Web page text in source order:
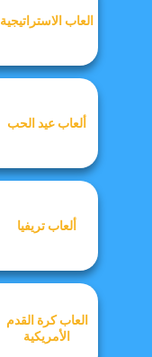
العاب الاستراتيجية
ألعاب عيد الحب
ألعاب تريفيا
العاب كرة القدم
الأمريكية